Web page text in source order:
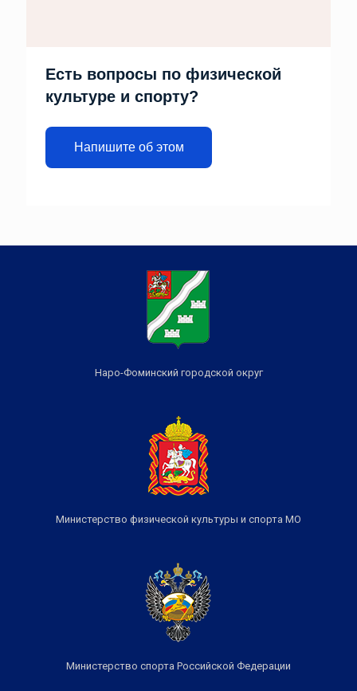
Есть вопросы по физической
культуре и спорту?
Напишите об этом
Наро-Фоминский городской округ
Министерство физической культуры и спорта МО
Министерство спорта Российской Федерации